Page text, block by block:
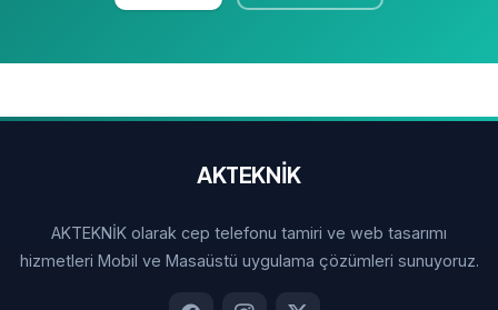
AKTEKNİK
AKTEKNİK olarak cep telefonu tamiri ve web tasarımı
hizmetleri Mobil ve Masaüstü uygulama çözümleri sunuyoruz.